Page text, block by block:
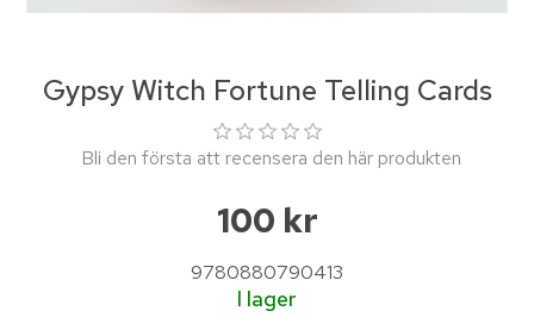
Gypsy Witch Fortune Telling Cards
Bli den första att recensera den här produkten
100 kr
9780880790413
I lager